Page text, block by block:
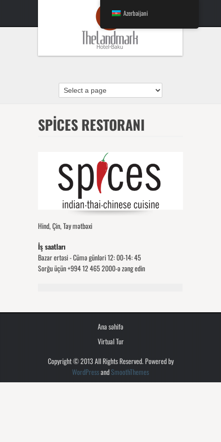
SPICES RESTORANI
Hind, Çin, Tay mətbəxi
İş saatları
Bazar ertəsi - Cümə günləri 12: 00-14: 45
Sorğu üçün +994 12 465 2000-ə zəng edin
Ana səhifə
Virtual Tur
Copyright © 2013 All Rights Reserved. Powered by
WordPressandSmoothThemes
Azerbaijani